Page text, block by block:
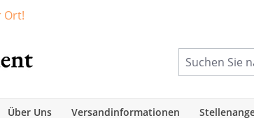
Ort!
Dropdown der Kategorie Shop
Über Uns Versandinformationen